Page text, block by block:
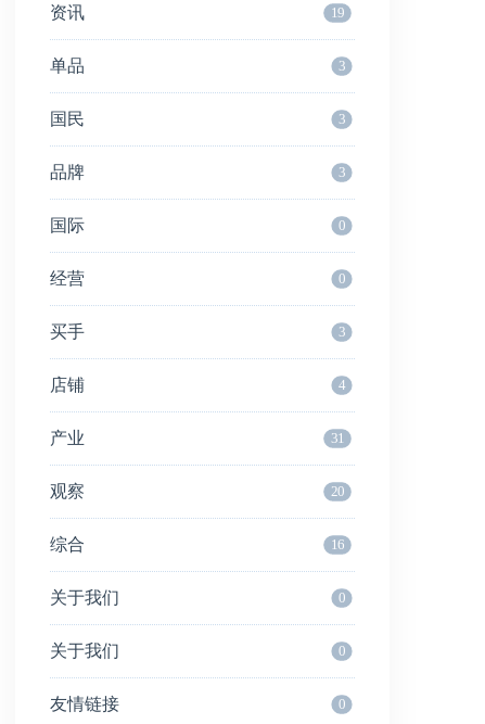
资讯 19
单品 3
国民 3
品牌 3
国际 0
经营 0
买手 3
店铺 4
产业 31
观察 20
综合 16
关于我们 0
关于我们 0
友情链接 0